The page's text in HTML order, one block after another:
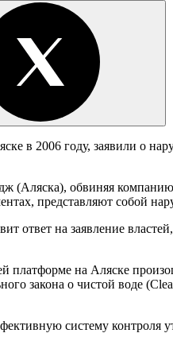
в 2006 году, заявили о
(Аляска), обвиняя
представляют собой
ответ на заявление
платформе на Аляске
закона о чистой воде
систему контроля